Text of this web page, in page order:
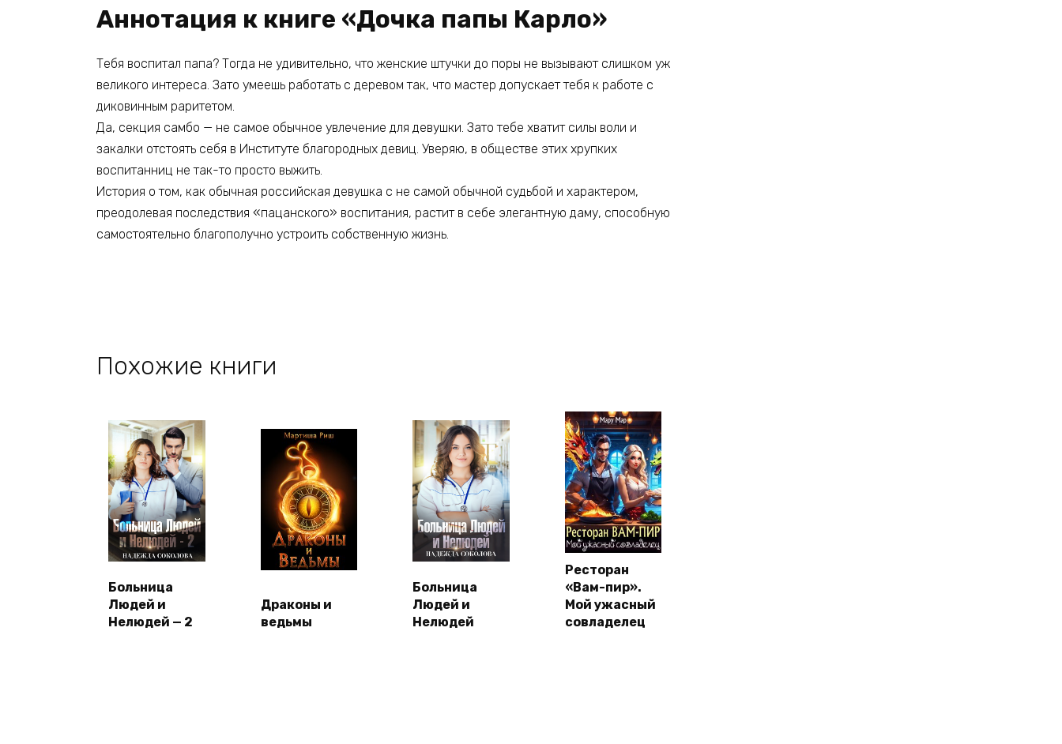
Аннотация к книге «Дочка папы Карло»
Тебя воспитал папа? Тогда не удивительно, что женские штучки до поры не вызывают слишком уж
великого интереса. Зато умеешь работать с деревом так, что мастер допускает тебя к работе с
диковинным раритетом.
Да, секция самбо — не самое обычное увлечение для девушки. Зато тебе хватит силы воли и
закалки отстоять себя в Институте благородных девиц. Уверяю, в обществе этих хрупких
воспитанниц не так-то просто выжить.
История о том, как обычная российская девушка с не самой обычной судьбой и характером,
преодолевая последствия «пацанского» воспитания, растит в себе элегантную даму, способную
самостоятельно благополучно устроить собственную жизнь.
Похожие книги
Больница
Людей и
Нелюдей — 2
Драконы и
ведьмы
Больница
Людей и
Нелюдей
Ресторан
«Вам-пир».
Мой ужасный
совладелец